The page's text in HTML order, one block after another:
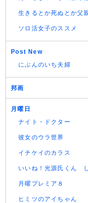
生きるとか死ぬとか父
ソロ活女子のススメ
Post New
にぶんのいち夫婦
邦画
月曜日
ナイト・ドクター
彼女のウラ世界
イチケイのカラス
いいね！光源氏くん
月曜プレミア８
ヒミツのアイちゃん